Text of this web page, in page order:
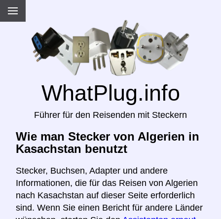
WhatPlug.info
Führer für den Reisenden mit Steckern
Wie man Stecker von Algerien in
Kasachstan benutzt
Stecker, Buchsen, Adapter und andere
Informationen, die für das Reisen von Algerien
nach Kasachstan auf dieser Seite erforderlich
sind. Wenn Sie einen Bericht für andere Länder